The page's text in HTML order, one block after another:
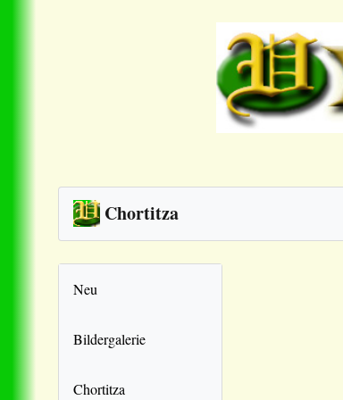
Chortitza
Neu
Bildergalerie
Chortitza